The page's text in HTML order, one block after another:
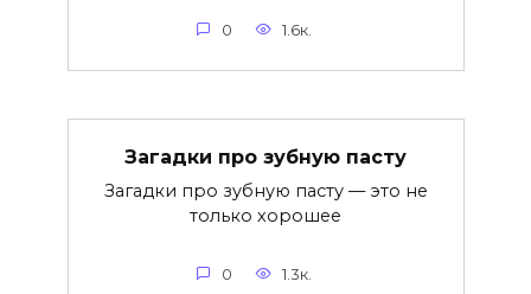
0 1.6к.
Загадки про зубную пасту
Загадки про зубную пасту — это не
только хорошее
0 1.3к.